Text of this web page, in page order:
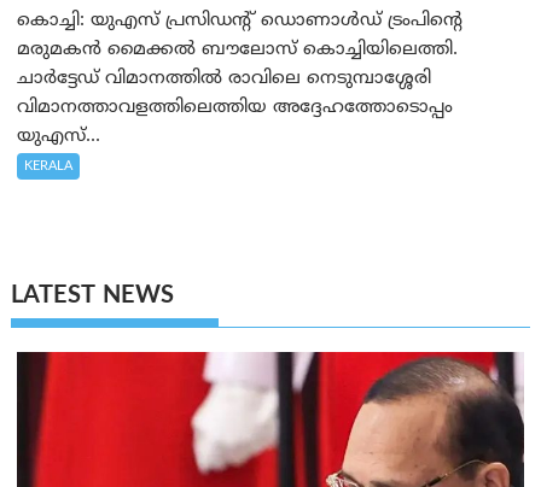
കൊച്ചി: യുഎസ് പ്രസിഡന്റ് ഡൊണാൾഡ് ട്രംപിന്റെ
മരുമകൻ മൈക്കൽ ബൗലോസ് കൊച്ചിയിലെത്തി.
ചാർട്ടേഡ് വിമാനത്തിൽ രാവിലെ നെടുമ്പാശ്ശേരി
വിമാനത്താവളത്തിലെത്തിയ അദ്ദേഹത്തോടൊപ്പം
യുഎസ്...
KERALA
LATEST NEWS